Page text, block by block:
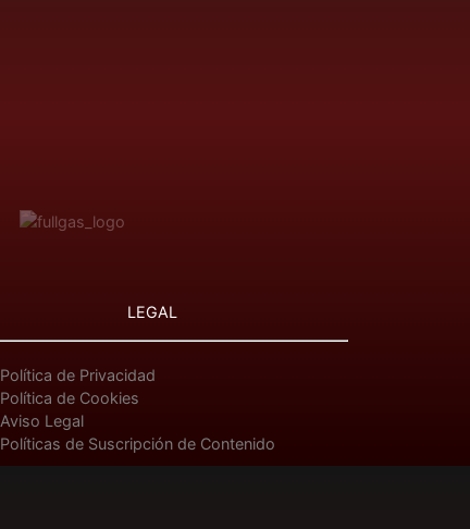
LEGAL
Política de Privacidad
Política de Cookies
Aviso Legal
Políticas de Suscripción de Contenido